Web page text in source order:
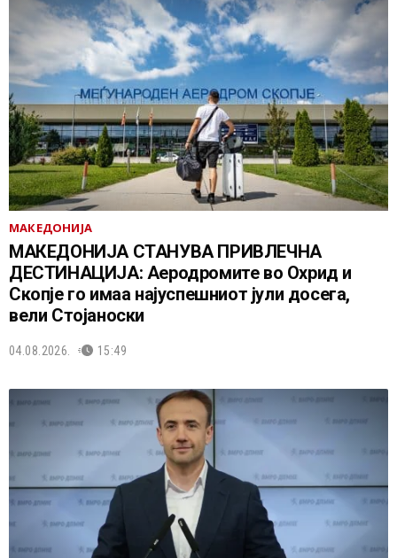
МАКЕДОНИЈА
МАКЕДОНИЈА СТАНУВА ПРИВЛЕЧНА
ДЕСТИНАЦИЈА: Аеродромите во Охрид и
Скопје го имаа најуспешниот јули досега,
вели Стојаноски
04.08.2026. 15:49